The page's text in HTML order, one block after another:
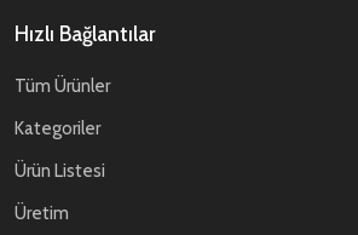
Hızlı Bağlantılar
Tüm Ürünler
Kategoriler
Ürün Listesi
Üretim